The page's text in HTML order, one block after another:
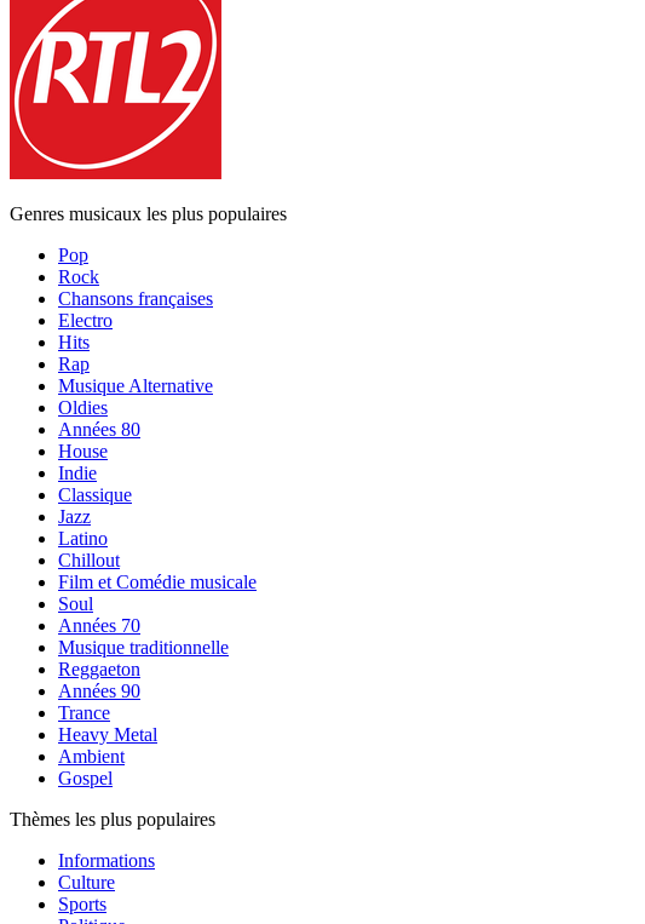
Genres musicaux les plus populaires
Pop
Rock
Chansons françaises
Electro
Hits
Rap
Musique Alternative
Oldies
Années 80
House
Indie
Classique
Jazz
Latino
Chillout
Film et Comédie musicale
Soul
Années 70
Musique traditionnelle
Reggaeton
Années 90
Trance
Heavy Metal
Ambient
Gospel
Thèmes les plus populaires
Informations
Culture
Sports